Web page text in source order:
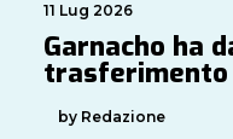
11 Lug 2026
Garnacho ha
trasferimento
by Redazione